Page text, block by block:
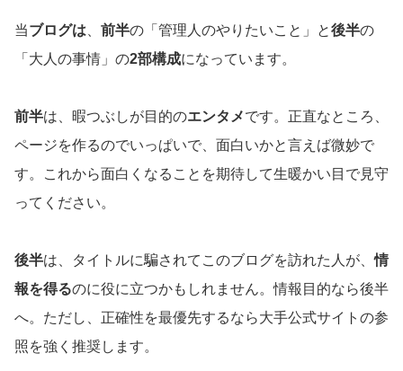
当ブログは 前半の「管理人のやりたいこと」と後半の
「大人の事情」の2部構成になっています。
前半は、暇つぶしが目的のエンタメです。正直なところ、
ページを作るのでいっぱいで、面白いかと言えば微妙で
す。これから面白くなることを期待して生暖かい目で見守
ってください。
後半は、タイトルに騙されてこのブログを訪れた人が、情
報を得るのに役に立つかもしれません。情報目的なら後半
へ。ただし、正確性を最優先するなら大手公式サイトの参
照を強く推奨します。